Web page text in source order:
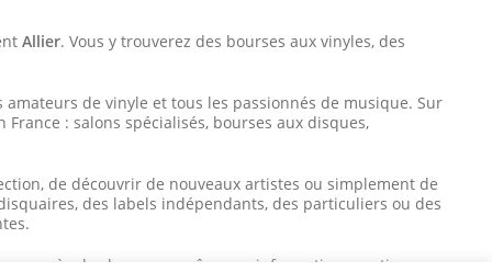
Allier. Vous y trouverez des bourses aux vinyles, des
de vinyle et tous les passionnés de musique. Sur
: salons spécialisés, bourses aux disques,
de découvrir de nouveaux artistes ou simplement de
des labels indépendants, des particuliers ou des
près de chez vous, grâce aux informations pratiques